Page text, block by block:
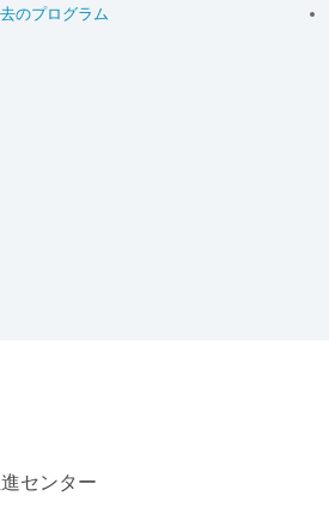
のプログラム
センター